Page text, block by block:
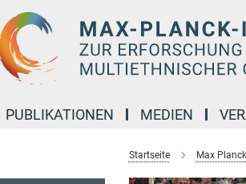
PUBLIKATIONEN MEDIEN
Startseite Max